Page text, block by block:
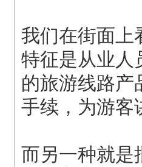
我们在街面上
特征是从业人
的旅游线路产
手续，为游客
而另一种就是